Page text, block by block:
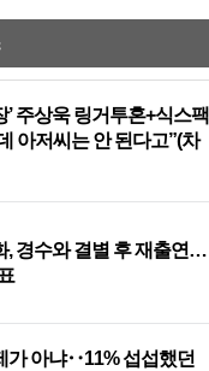
’ 주상욱 링거투혼+식스팩
아저씨는 안 된다고”(차
, 경수와 결별 후 재출연…
가 아냐‥11% 섭섭했던